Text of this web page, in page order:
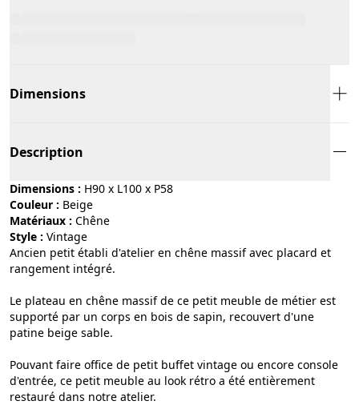
Dimensions
Description
Dimensions : H90 x L100 x P58
Couleur :
beige
Matériaux :
chêne
Style :
vintage
Ancien petit établi d'atelier en chêne massif avec placard et
rangement intégré.
Le plateau en chêne massif de ce petit meuble de métier est
supporté par un corps en bois de sapin, recouvert d'une
patine beige sable.
Pouvant faire office de petit buffet vintage ou encore console
d'entrée, ce petit meuble au look rétro a été entièrement
restauré dans notre atelier.